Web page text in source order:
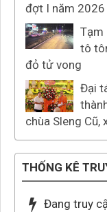
đợt I năm 2026
Tạm
tô
đỏ tử vong
Đại
chùa Sleng Cũ,
THỐNG KÊ
Đang truy